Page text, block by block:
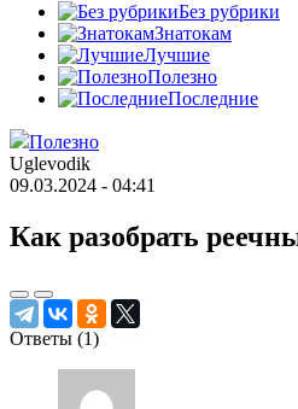
Без рубрики
Знатокам
Лучшие
Полезно
Последние
Полезно
Uglevodik
09.03.2024 - 04:41
Как разобрать
Ответы (1)